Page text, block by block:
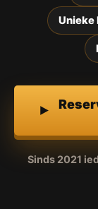
Unieke
Sinds 2021